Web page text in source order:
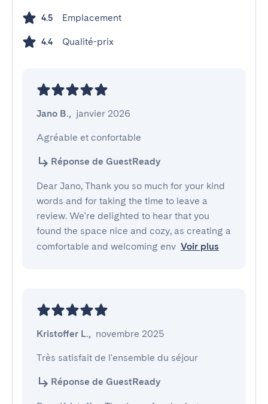
4.5 Emplacement
4.4 Qualité-prix
Jano B., janvier 2026
Agréable et confortable
Réponse de GuestReady
Dear Jano, Thank you so much for your kind
words and for taking the time to leave a
review. We're delighted to hear that you
found the space nice and cozy, as creating a
comfortable and welcoming env Voir plus
Kristoffer L., novembre 2025
Très satisfait de l'ensemble du séjour
Réponse de GuestReady